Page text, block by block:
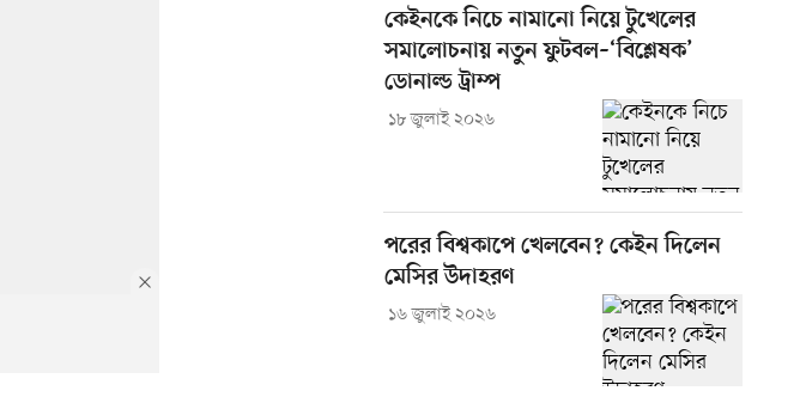
কেইনকে নিচে নামানো নিয়ে টুখেলের
সমালোচনায় নতুন ফুটবল–‘বিশ্লেষক’
ডোনাল্ড ট্রাম্প
১৮ জুলাই ২০২৬
পরের বিশ্বকাপে খেলবেন? কেইন দিলেন
মেসির উদাহরণ
১৬ জুলাই ২০২৬